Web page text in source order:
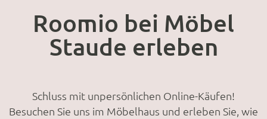
Roomio bei Möbel
Staude erleben
Schluss mit unpersönlichen Online-Käufen!
Besuchen Sie uns im Möbelhaus und erleben Sie, wie